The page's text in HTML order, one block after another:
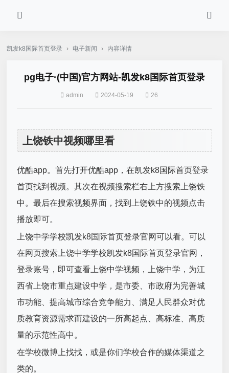
凯发k8国际首页登录 › 电子新闻 › 内容详情
pg电子·(中国)官方网站-凯发k8国际首页登录
admin 2024-05-19 26
上饶铁中视频哪里看
优酷app。首先打开优酷app，在凯发k8国际首页登录
首页找到视频。其次在视频搜索栏右上方搜索上饶铁
中。最后在搜索视频界面，找到上饶铁中的视频点击
播放即可。
上饶中学学校凯发k8国际首页登录官网可以看。可以
在网页搜索上饶中学学校凯发k8国际首页登录官网，
登录账号，即可查看上饶中学视频，上饶中学，为江
西省上饶市重点建设中学，是市委、市政府为完善城
市功能、提高城市综合竞争能力、满足人民群众对优
质教育资源需求而建设的一所高起点、高标准、高质
量的示范性高中。
在学校微博上找找，或是你们学校合作的媒体渠道之
类的。